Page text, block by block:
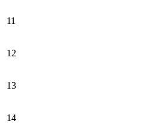
11
12
13
14